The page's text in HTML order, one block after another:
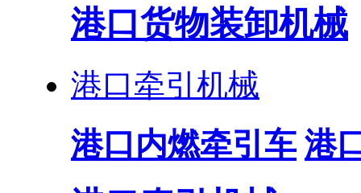
港口货物装卸机械
港口牵引机械
港口内燃牵引车 港